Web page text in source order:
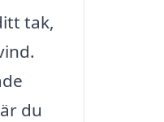
tak,
du